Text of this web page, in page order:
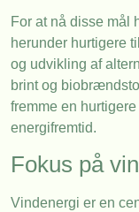
For at nå disse mål
herunder hurtigere
og udvikling af
brint og
fremme en
energifremtid.
Fokus på
Vindenergi er en